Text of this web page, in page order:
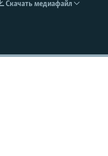
EMBED
Скачать медиафайл